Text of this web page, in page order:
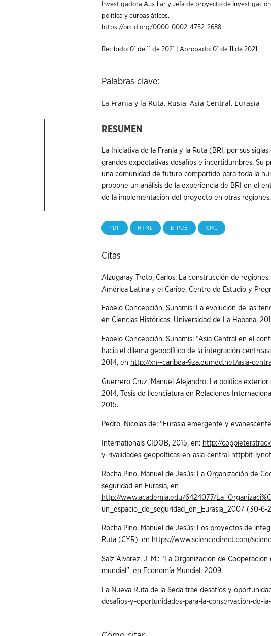
Investigadora Auxiliar y Jefa de proyecto de
política y euroasiáticos.
https://orcid.org/0000-0002-4752-2688
Recibido: 01 de 11 de 2021 | Aprobado: 01 de 11 de 2021
Palabras clave:
La Franja y la Ruta, Rusia, Asia Central, Eurasia
RESUMEN
La Iniciativa de la Franja y la Ruta (BRI, por sus
grandes expectativas desafíos e incertidumbres. Su
una comunidad de futuro compartido para toda la
propone un análisis de la experiencia de BRI en el
de la implementación del proyecto en otras regiones.
PDF HTML E-PUB XML
Citas
Alzugaray Treto, Carlos: La construcción de
América Latina y el Caribe, Centro de Estudio y
Fabelo Concepción, Sunamis: La evolución de las
en Ciencias Históricas, Universidad de La Habana,
Fabelo Concepción, Sunamis: “Asia Central en el
hacia el dilema geopolítico de la integración
2014, en http://xn--caribea-9za.eumed.net/asia-
Guerrero Cruz, Manuel Alejandro: La política
2014, Tesis de licenciatura en Relaciones
2015.
Pedro, Nicolas de: “Eurasia emergente y
Internationals CIDOB, 2015, en: http://
y-rivalidades-geopolticas-en-asia-central-httpbit-
Rocha Pino, Manuel de Jesús: La Organización de
seguridad en Eurasia, en
http://www.academia.edu/6424077/
un_espacio_de_seguridad_en_Eurasia_2007 (30-6-
Rocha Pino, Manuel de Jesús: Los proyectos de
Ruta (CYR), en https://www.sciencedirect.com/
Saíz Álvarez, J. M.: “La Organización de
mundial”, en Economía Mundial, 2009.
La Nueva Ruta de la Seda trae desafíos y
desafios-y-oportunidades-para-la-conservacion-de-